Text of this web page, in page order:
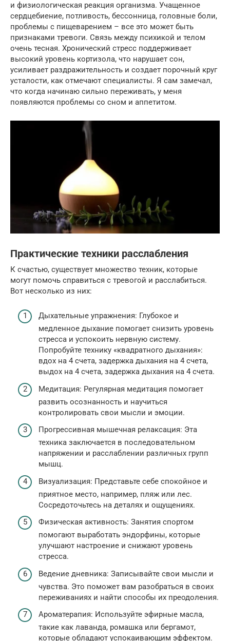
и физиологическая реакция организма. Учащенное
сердцебиение, потливость, бессонница, головные боли,
проблемы с пищеварением – все это может быть
признаками тревоги. Связь между психикой и телом
очень тесная. Хронический стресс поддерживает
высокий уровень кортизола, что нарушает сон,
усиливает раздражительность и создает порочный круг
усталости, как отмечают специалисты. Я сам замечал,
что когда начинаю сильно переживать, у меня
появляются проблемы со сном и аппетитом.
Практические техники расслабления
К счастью, существует множество техник, которые
могут помочь справиться с тревогой и расслабиться.
Вот несколько из них:
Дыхательные упражнения: Глубокое и
медленное дыхание помогает снизить уровень
стресса и успокоить нервную систему.
Попробуйте технику «квадратного дыхания»:
вдох на 4 счета, задержка дыхания на 4 счета,
выдох на 4 счета, задержка дыхания на 4 счета.
Медитация: Регулярная медитация помогает
развить осознанность и научиться
контролировать свои мысли и эмоции.
Прогрессивная мышечная релаксация: Эта
техника заключается в последовательном
напряжении и расслаблении различных групп
мышц.
Визуализация: Представьте себе спокойное и
приятное место, например, пляж или лес.
Сосредоточьтесь на деталях и ощущениях.
Физическая активность: Занятия спортом
помогают выработать эндорфины, которые
улучшают настроение и снижают уровень
стресса.
Ведение дневника: Записывайте свои мысли и
чувства. Это поможет вам разобраться в своих
переживаниях и найти способы их преодоления.
Ароматерапия: Используйте эфирные масла,
такие как лаванда, ромашка или бергамот,
которые обладают успокаивающим эффектом.